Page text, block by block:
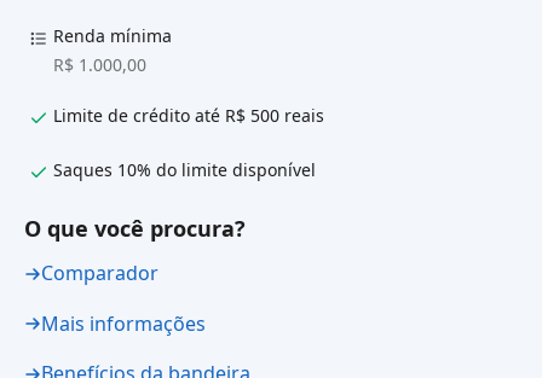
Renda mínima
R$ 1.000,00
Limite de crédito até R$ 500 reais
Saques 10% do limite disponível
O que você procura?
Comparador
Mais informações